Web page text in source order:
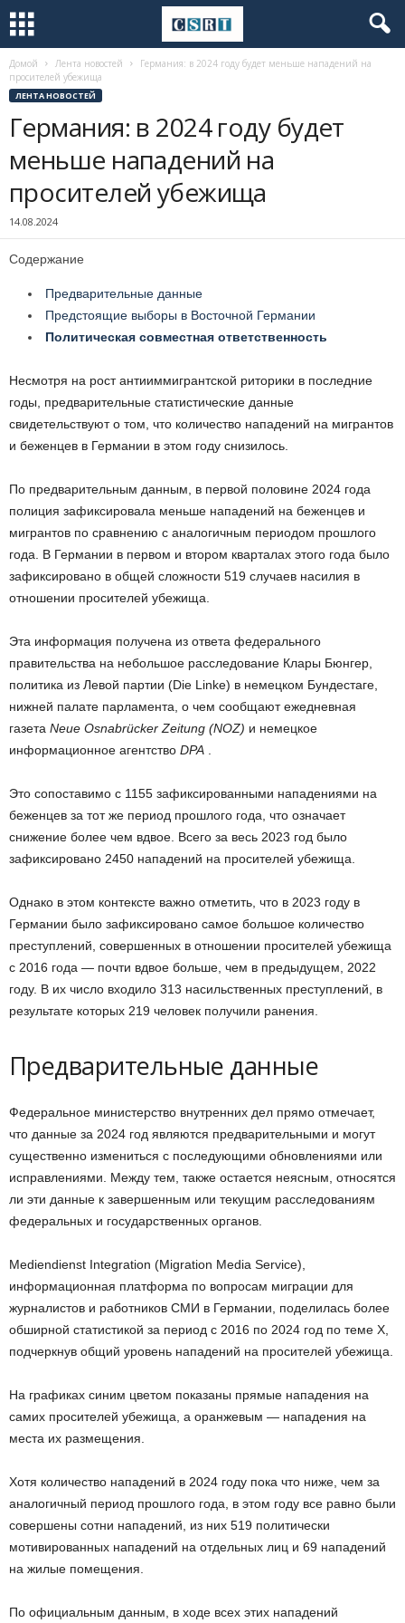
Домой Лента новостей
Германия: в 2024 году будет меньше нападений на
просителей убежища
ЛЕНТА НОВОСТЕЙ
Германия: в 2024 году будет
меньше нападений на
просителей убежища
14.08.2024
Содержание
Предварительные данные
Предстоящие выборы в Восточной Германии
Политическая совместная ответственность
Несмотря на рост антииммигрантской риторики в последние
годы, предварительные статистические данные
свидетельствуют о том, что количество нападений на мигрантов
и беженцев в Германии в этом году снизилось.
По предварительным данным, в первой половине 2024 года
полиция зафиксировала меньше нападений на беженцев и
мигрантов по сравнению с аналогичным периодом прошлого
года. В Германии в первом и втором кварталах этого года было
зафиксировано в общей сложности 519 случаев насилия в
отношении просителей убежища.
Эта информация получена из ответа федерального
правительства на небольшое расследование Клары Бюнгер,
политика из Левой партии (Die Linke) в немецком Бундестаге,
нижней палате парламента, о чем сообщают ежедневная
газета Neue Osnabrücker Zeitung (NOZ) и немецкое
информационное агентство DPA
Это сопоставимо с 1155 зафиксированными нападениями на
беженцев за тот же период прошлого года, что означает
снижение более чем вдвое. Всего за весь 2023 год было
зафиксировано 2450 нападений на просителей убежища.
Однако в этом контексте важно отметить, что в 2023 году в
Германии было зафиксировано самое большое количество
преступлений, совершенных в отношении просителей убежища
с 2016 года — почти вдвое больше, чем в предыдущем, 2022
году. В их число входило 313 насильственных преступлений, в
результате которых 219 человек получили ранения.
Предварительные данные
Федеральное министерство внутренних дел прямо отмечает,
что данные за 2024 год являются предварительными и могут
существенно измениться с последующими обновлениями или
исправлениями. Между тем, также остается неясным, относятся
ли эти данные к завершенным или текущим расследованиям
федеральных и государственных органов.
Mediendienst Integration (Migration Media Service),
информационная платформа по вопросам миграции для
журналистов и работников СМИ в Германии, поделилась более
обширной статистикой за период с 2016 по 2024 год по теме X,
подчеркнув общий уровень нападений на просителей убежища.
На графиках синим цветом показаны прямые нападения на
самих просителей убежища, а оранжевым — нападения на
места их размещения.
Хотя количество нападений в 2024 году пока что ниже, чем за
аналогичный период прошлого года, в этом году все равно были
совершены сотни нападений, из них 519 политически
мотивированных нападений на отдельных лиц и 69 нападений
на жилые помещения.
По официальным данным, в ходе всех этих нападений